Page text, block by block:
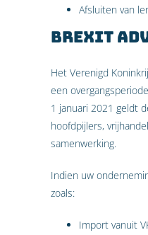
Afsluiten van
Brexit
Het Verenigd
een
1 januari 2021 geldt
hoofdpijlers,
samenwerking.
Indien uw
zoals:
Import vanuit